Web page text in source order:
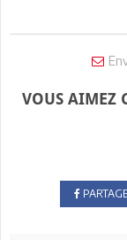
VOUS AIMEZ